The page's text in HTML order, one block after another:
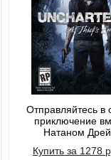
Отправляйтесь в
приключение
Натаном
Купить за 1278